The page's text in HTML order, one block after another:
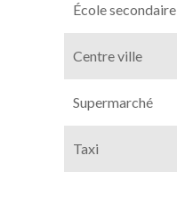
École secondaire
Centre ville
Supermarché
Taxi